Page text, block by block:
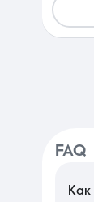
FAQ
Как